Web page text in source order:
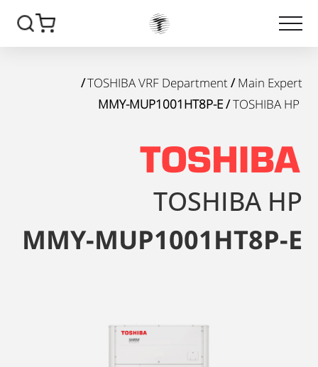
Main Expert
/
TOSHIBA VRF Department
/
TOSHIBA HP
/ MMY-MUP1001HT8P-E
TOSHIBA HP
MMY-MUP1001HT8P-E